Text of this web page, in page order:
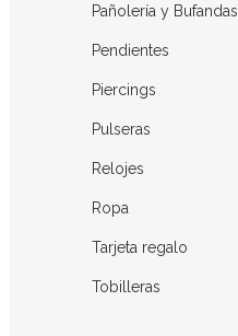
Pañolería y Bufandas
Pendientes
Piercings
Pulseras
Relojes
Ropa
Tarjeta regalo
Tobilleras